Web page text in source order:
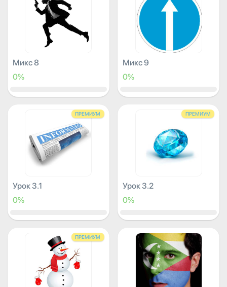
Микс 8
0%
Микс 9
0%
ПРЕМИУМ
Урок 3.1
0%
ПРЕМИУМ
Урок 3.2
0%
ПРЕМИУМ